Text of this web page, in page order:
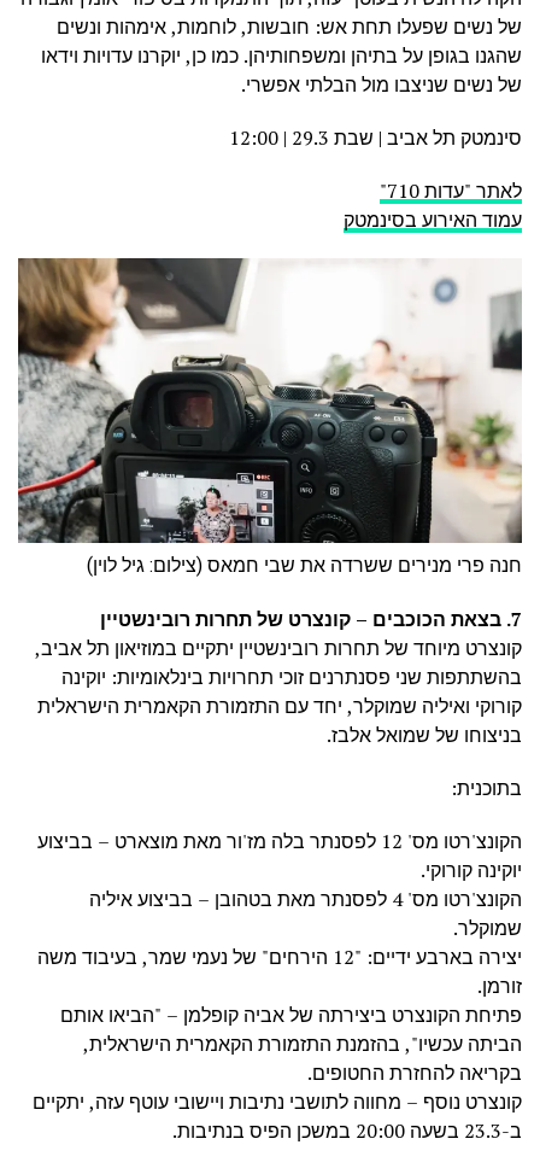
של נשים שפעלו תחת אש: חובשות, לוחמות, אימהות ונשים
שהגנו בגופן על בתיהן ומשפחותיהן. כמו כן, יוקרנו עדויות וידאו
של נשים שניצבו מול הבלתי אפשרי.
סינמטק תל אביב | שבת 29.3 | 12:00
לאתר "עדות 710"
עמוד האירוע בסינמטק
חנה פרי מנירים ששרדה את שבי חמאס (צילום: גיל לוין)
7. בצאת הכוכבים – קונצרט של תחרות רובינשטיין
קונצרט מיוחד של תחרות רובינשטיין יתקיים במוזיאון תל אביב,
בהשתתפות שני פסנתרנים זוכי תחרויות בינלאומיות: יוקינה
קורוקי ואיליה שמוקלר, יחד עם התזמורת הקאמרית הישראלית
בניצוחו של שמואל אלבז.
בתוכנית:
הקונצ'רטו מס' 12 לפסנתר בלה מז'ור מאת מוצארט – בביצוע
יוקינה קורוקי.
הקונצ'רטו מס' 4 לפסנתר מאת בטהובן – בביצוע איליה
שמוקלר.
יצירה בארבע ידיים: "12 הירחים" של נעמי שמר, בעיבוד משה
זורמן.
פתיחת הקונצרט ביצירתה של אביה קופלמן – "הביאו אותם
הביתה עכשיו", בהזמנת התזמורת הקאמרית הישראלית,
בקריאה להחזרת החטופים.
קונצרט נוסף – מחווה לתושבי נתיבות ויישובי עוטף עזה, יתקיים
ב-23.3 בשעה 20:00 במשכן הפיס בנתיבות.